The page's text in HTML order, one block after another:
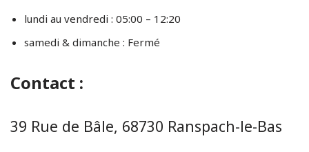
lundi au vendredi : 05:00 – 12:20
samedi & dimanche : Fermé
Contact :
39 Rue de Bâle, 68730 Ranspach-le-Bas